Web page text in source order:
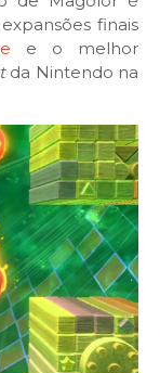
finais
e o melhor
da Nintendo na